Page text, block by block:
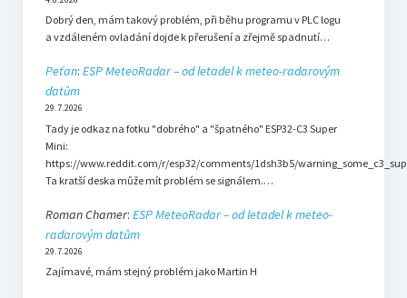
Dobrý den, mám takový problém, při běhu programu v PLC logu
a vzdáleném ovladání dojde k přerušení a zřejmě spadnutí…
Peťan: ESP MeteoRadar – od letadel k meteo-radarovým
datům
29.7.2026
Tady je odkaz na fotku "dobrého" a "špatného" ESP32-C3 Super
Mini:
https://www.reddit.com/r/esp32/comments/1dsh3b5/
Ta kratší deska může mít problém se signálem.…
Roman Chamer: ESP MeteoRadar – od letadel k meteo-
radarovým datům
29.7.2026
Zajímavé, mám stejný problém jako Martin H